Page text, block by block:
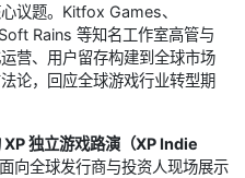
议题。Kitfox Games、
Rains 等知名工作室高管与
营、用户留存构建到全球市场
论，回应全球游戏行业转型期
XP 独立游戏路演（XP Indie
向全球发行商与投资人现场展示